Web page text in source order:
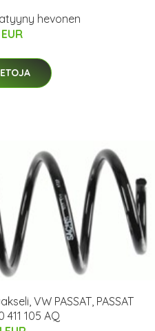
hevonen
VW PASSAT, PASSAT
105 AQ